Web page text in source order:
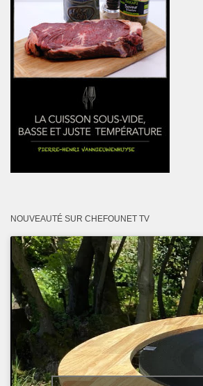
NOUVEAUTÉ SUR CHEFOUNET TV